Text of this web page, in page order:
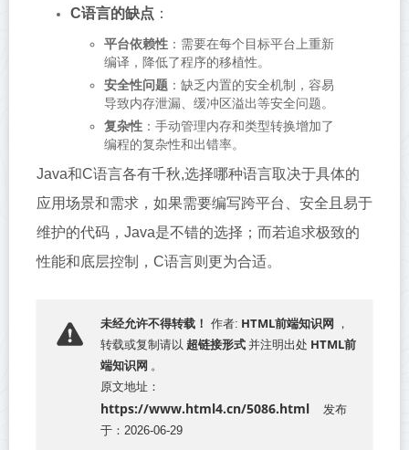
C语言的缺点 ：
平台依赖性：需要在每个目标平台上重新
编译，降低了程序的移植性。
安全性问题：缺乏内置的安全机制，容易
导致内存泄漏、缓冲区溢出等安全问题。
复杂性：手动管理内存和类型转换增加了
编程的复杂性和出错率。
Java和C语言各有千秋,选择哪种语言取决于具体的
应用场景和需求，如果需要编写跨平台、安全且易于
维护的代码，Java是不错的选择；而若追求极致的
性能和底层控制，C语言则更为合适。
未经允许不得转载！ 作者: HTML前端知识网 ，
转载或复制请以 超链接形式 并注明出处 HTML前
端知识网 。
原文地址：
https://www.html4.cn/5086.html
发布
于：2026-06-29